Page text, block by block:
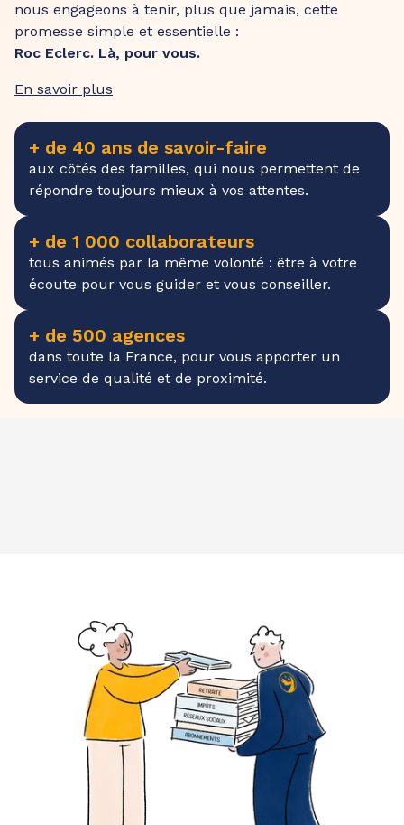
nous engageons à tenir, plus que jamais, cette
promesse simple et essentielle :
Roc Eclerc. Là, pour vous.
En savoir plus
+ de 40 ans de savoir-faire
aux côtés des familles, qui nous permettent de
répondre toujours mieux à vos attentes.
+ de 1 000 collaborateurs
tous animés par la même volonté : être à votre
écoute pour vous guider et vous conseiller.
+ de 500 agences
dans toute la France, pour vous apporter un
service de qualité et de proximité.